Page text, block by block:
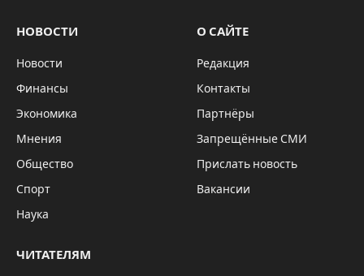
На днях судья Томского апелляционного суда
Ирина Бородулина отказала в иске «Сибцему»,